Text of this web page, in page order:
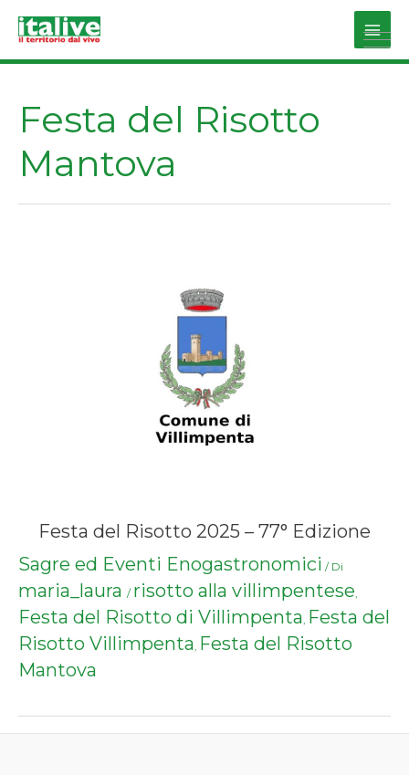
Main
Festa del Risotto
Mantova
Festa del Risotto 2025 – 77° Edizione
Sagre ed Eventi Enogastronomici / Di
maria_laura / risotto alla villimpentese,
Festa del Risotto di Villimpenta, Festa del
Risotto Villimpenta, Festa del Risotto
Mantova